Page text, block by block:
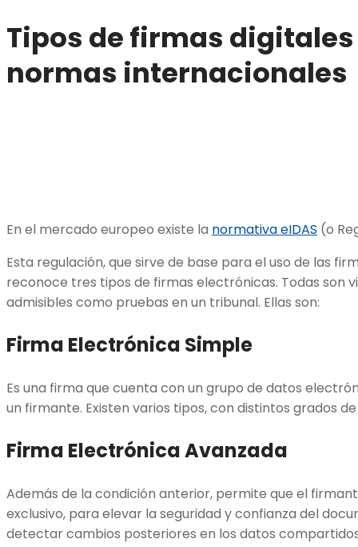
Tipos de firmas
normas internacionales
En el mercado europeo existe la normativa eIDAS (o
Esta regulación, que sirve de base para el uso de las
reconoce tres tipos de firmas electrónicas. Todas son
admisibles como pruebas en un tribunal. Ellas son:
Firma Electrónica Simple
Es una firma que cuenta con un grupo de datos
un firmante. Existen varios tipos, con distintos grados
Firma Electrónica Avanzada
Además de la condición anterior, permite que el
exclusivo, para elevar la seguridad y confianza del
detectar cambios posteriores en los datos